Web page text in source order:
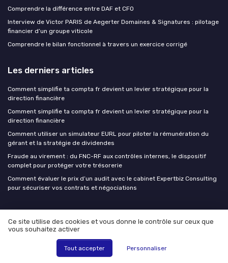
Comprendre la différence entre DAF et CFO
Interview de Victor PARIS de Aegerter Domaines & Signatures : pilotage
financier d’un groupe viticole
Comprendre le bilan fonctionnel à travers un exercice corrigé
Les derniers articles
Comment simplifie ta compta fr devient un levier stratégique pour la
direction financière
Comment simplifie ta compta fr devient un levier stratégique pour la
direction financière
Comment utiliser un simulateur EURL pour piloter la rémunération du
gérant et la stratégie de dividendes
Fraude au virement : du FNC-RF aux contrôles internes, le dispositif
complet pour protéger votre trésorerie
Comment évaluer le prix d’un audit avec le cabinet Expertbiz Consulting
pour sécuriser vos contrats et négociations
Ce site utilise des cookies et vous donne le contrôle sur ceux que
vous souhaitez activer
Tout accepter Personnaliser